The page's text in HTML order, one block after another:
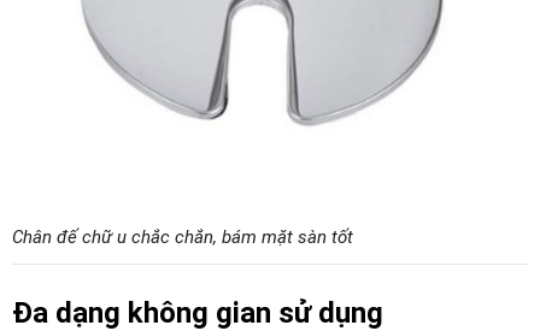
Chân đế chữ u chắc chắn, bám mặt sàn tốt
Đa dạng không gian sử dụng